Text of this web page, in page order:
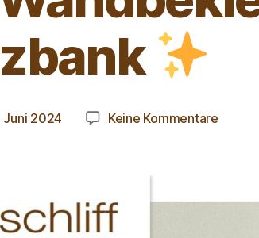
Juni 2024 Keine Kommentare